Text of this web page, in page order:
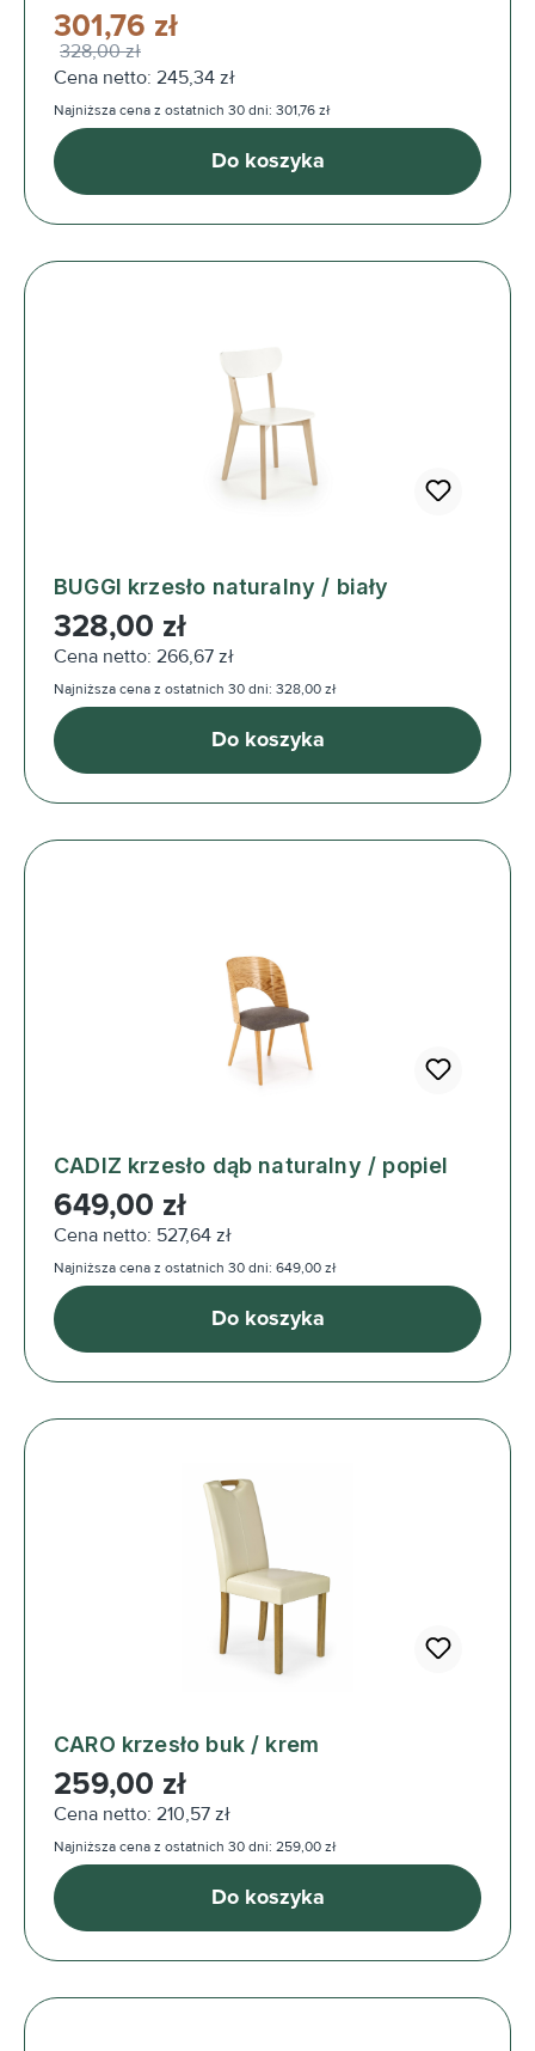
301,76 zł
328,00 zł
Cena netto: 245,34 zł
Najniższa cena z ostatnich 30 dni: 301,76 zł
Do koszyka
BUGGI krzesło naturalny / biały
Cena regularna:
328,00 zł
Cena netto: 266,67 zł
Najniższa cena z ostatnich 30 dni: 328,00 zł
Do koszyka
CADIZ krzesło dąb naturalny / popiel
Cena regularna:
649,00 zł
Cena netto: 527,64 zł
Najniższa cena z ostatnich 30 dni: 649,00 zł
Do koszyka
CARO krzesło buk / krem
Cena regularna:
259,00 zł
Cena netto: 210,57 zł
Najniższa cena z ostatnich 30 dni: 259,00 zł
Do koszyka